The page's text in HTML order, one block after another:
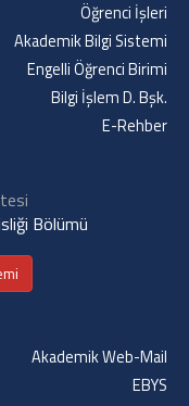
Öğrenci İşleri
Akademik Bilgi Sistemi
Engelli Öğrenci Birimi
Bilgi İşlem D. Bşk.
E-Rehber
Bölümü
Akademik Web-Mail
EBYS